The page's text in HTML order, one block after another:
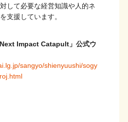
して必要な経営知識や人的ネ
支援しています。
Impact Catapult」公式ウ
sangyo/shienyuushi/sogy